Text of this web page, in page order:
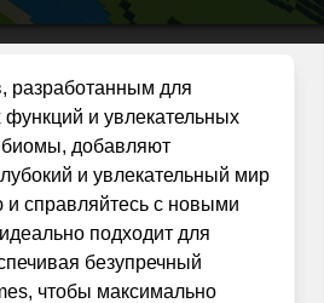
разработанным для
и увлекательных
биомы, добавляют
и увлекательный мир
справляйтесь с новыми
подходит для
безупречный
чтобы максимально